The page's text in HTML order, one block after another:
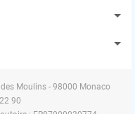
des Moulins - 98000 Monaco
90